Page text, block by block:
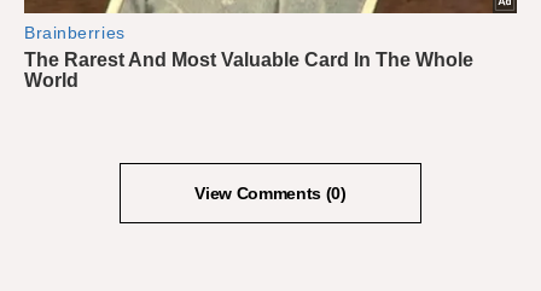
View Comments (0)